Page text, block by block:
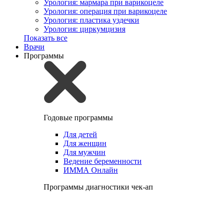
Урология: мармара при варикоцеле
Урология: операция при варикоцеле
Урология: пластика уздечки
Урология: циркумцизия
Показать все
Врачи
Программы
Годовые программы
Для детей
Для женщин
Для мужчин
Ведение беременности
ИММА Онлайн
Программы диагностики чек-ап